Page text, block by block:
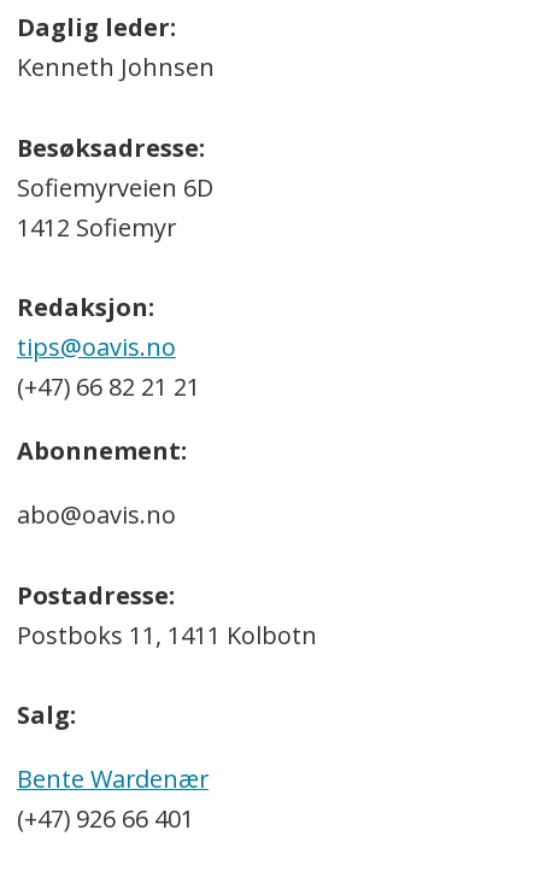
Daglig leder:
Kenneth Johnsen
Besøksadresse:
Sofiemyrveien 6D
1412 Sofiemyr
Redaksjon:
tips@oavis.no
(+47) 66 82 21 21
Abonnement:
abo@oavis.no
Postadresse:
Postboks 11, 1411 Kolbotn
Salg:
Bente Wardenær
(+47) 926 66 401